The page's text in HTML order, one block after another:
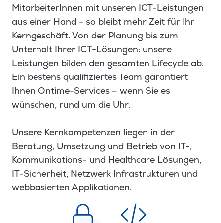
MitarbeiterInnen mit unseren ICT-Leistungen
aus einer Hand - so bleibt mehr Zeit für Ihr
Kerngeschäft. Von der Planung bis zum
Unterhalt Ihrer ICT-Lösungen: unsere
Leistungen bilden den gesamten Lifecycle ab.
Ein bestens qualifiziertes Team garantiert
Ihnen Ontime-Services – wenn Sie es
wünschen, rund um die Uhr.
Unsere Kernkompetenzen liegen in der
Beratung, Umsetzung und Betrieb von IT-,
Kommunikations- und Healthcare Lösungen,
IT-Sicherheit, Netzwerk Infrastrukturen und
webbasierten Applikationen.